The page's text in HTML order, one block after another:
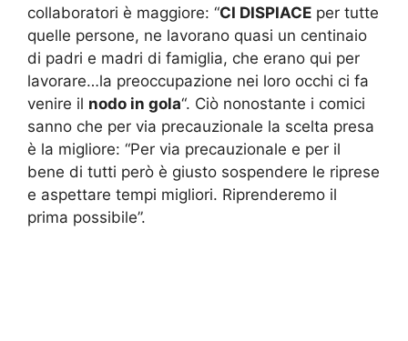
collaboratori è maggiore: “CI DISPIACE per tutte
quelle persone, ne lavorano quasi un centinaio
di padri e madri di famiglia, che erano qui per
lavorare…la preoccupazione nei loro occhi ci fa
venire il nodo in gola“. Ciò nonostante i comici
sanno che per via precauzionale la scelta presa
è la migliore: “Per via precauzionale e per il
bene di tutti però è giusto sospendere le riprese
e aspettare tempi migliori. Riprenderemo il
prima possibile”.